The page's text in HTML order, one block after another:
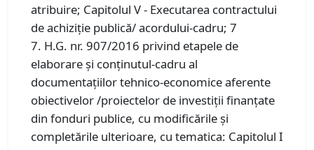
atribuire; Capitolul V - Executarea contractului
de achiziţie publică/ acordului-cadru; 7
7. H.G. nr. 907/2016 privind etapele de
elaborare și conținutul-cadru al
documentațiilor tehnico-economice aferente
obiectivelor /proiectelor de investiții finanțate
din fonduri publice, cu modificările și
completările ulterioare, cu tematica: Capitolul I